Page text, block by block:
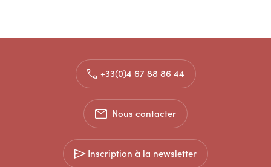
+33(0)4 67 88 86 44
Nous contacter
Inscription à la newsletter